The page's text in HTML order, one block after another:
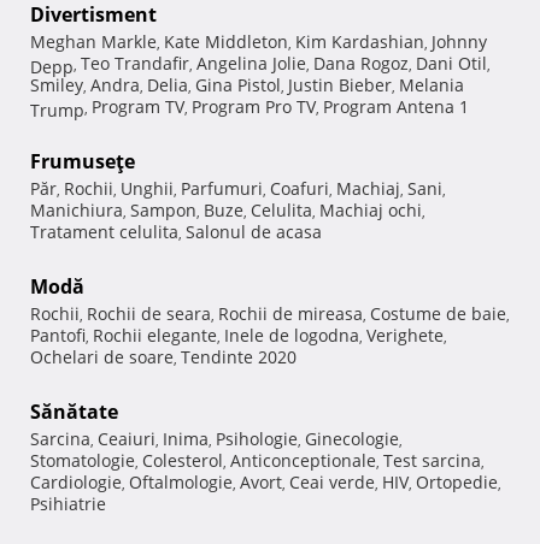
Divertisment
Meghan Markle, Kate Middleton, Kim Kardashian, Johnny
Depp, Teo Trandafir, Angelina Jolie, Dana Rogoz, Dani Otil,
Smiley, Andra, Delia, Gina Pistol, Justin Bieber, Melania
Trump, Program TV, Program Pro TV, Program Antena 1
Frumuseţe
Păr, Rochii, Unghii, Parfumuri, Coafuri, Machiaj, Sani,
Manichiura, Sampon, Buze, Celulita, Machiaj ochi,
Tratament celulita, Salonul de acasa
Modă
Rochii, Rochii de seara, Rochii de mireasa, Costume de baie,
Pantofi, Rochii elegante, Inele de logodna, Verighete,
Ochelari de soare, Tendinte 2020
Sănătate
Sarcina, Ceaiuri, Inima, Psihologie, Ginecologie,
Stomatologie, Colesterol, Anticonceptionale, Test sarcina,
Cardiologie, Oftalmologie, Avort, Ceai verde, HIV, Ortopedie,
Psihiatrie